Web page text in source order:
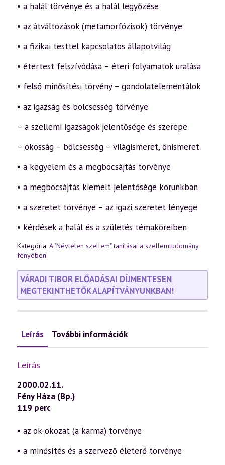
• a halál törvénye és a halál legyőzése
• az átváltozások (metamorfózisok) törvénye
• a fizikai testtel kapcsolatos állapotvilág
• étertest felszívódása – éteri folyamatok uralása
• felső minősítési törvény – gondolatelementálok
• az igazság és bölcsesség törvénye
– a szellemi igazságok jelentősége és szerepe
– okosság – bölcsesség – világismeret, önismeret
• a kegyelem és a megbocsájtás törvénye
• a megbocsájtás kiemelt jelentősége korunkban
• a szeretet törvénye – az igazi szeretet lényege
• kérdések a halál és a születés témaköreiben
Kategória: A "Névtelen szellem" tanításai a szellemtudomány
fényében
VÁRADI TIBOR ELŐADÁSAI DÍJMENTESEN
MEGTEKINTHETŐK ALAPÍTVÁNYUNKBAN!
Leírás További információk
Leírás
2000.02.11.
Fény Háza (Bp.)
119 perc
• az ok-okozat (a karma) törvénye
• a minősítés és a szervező életerő törvénye